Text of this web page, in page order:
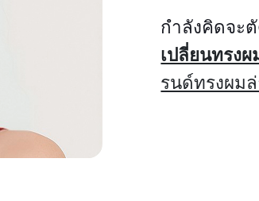
กำลังคิดจะ
เปลี่ยนทรงผ
รนด์ทรงผม